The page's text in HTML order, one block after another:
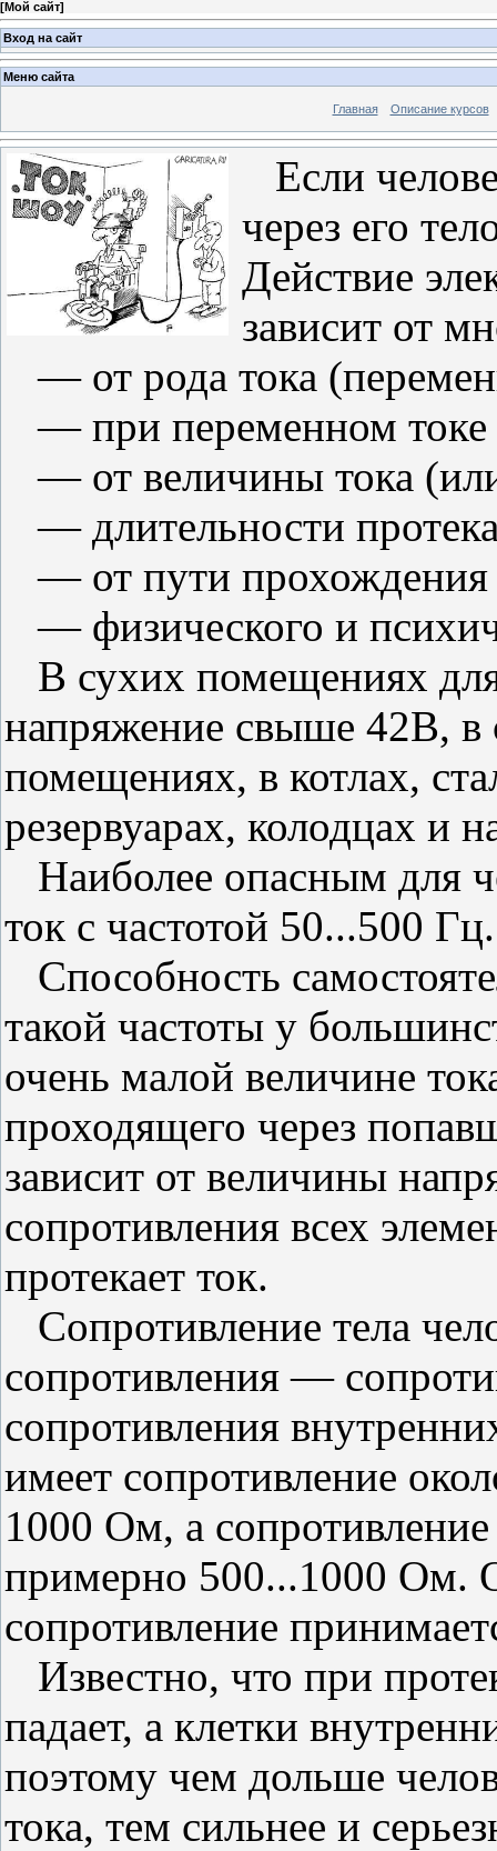
[Мой сайт]
Вход на сайт
Меню сайта
Главная Описание курсов
Если
через его
Действие
зависит от
— от рода тока
— при переменном
— от величины тока
— длительности
— от пути прохождения
— физического и
В сухих помещениях
напряжение свыше 42В,
помещениях, в котлах,
резервуарах, колодцах
Наиболее опасным для
ток с частотой 50...500
Способность
такой частоты у
очень малой величине
проходящего через
зависит от величины
сопротивления всех
протекает ток.
Сопротивление тела
сопротивления —
сопротивления
имеет сопротивление
1000 Ом, а
примерно 500...1000 Ом.
сопротивление
Известно, что при
падает, а клетки
поэтому чем дольше
тока, тем сильнее и